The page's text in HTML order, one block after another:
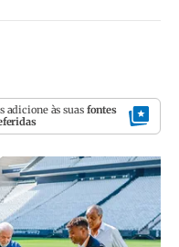
adicione às suas fontes